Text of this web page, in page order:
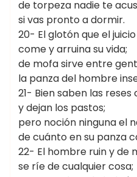
de torpeza nadie te
si vas pronto a dormir.
20- El glotón que el
come y arruina su vida;
de mofa sirve entre
la panza del hombre
21- Bien saben las
y dejan los pastos;
pero noción ninguna el
de cuánto en su panza
22- El hombre ruin y de
se ríe de cualquier cosa;